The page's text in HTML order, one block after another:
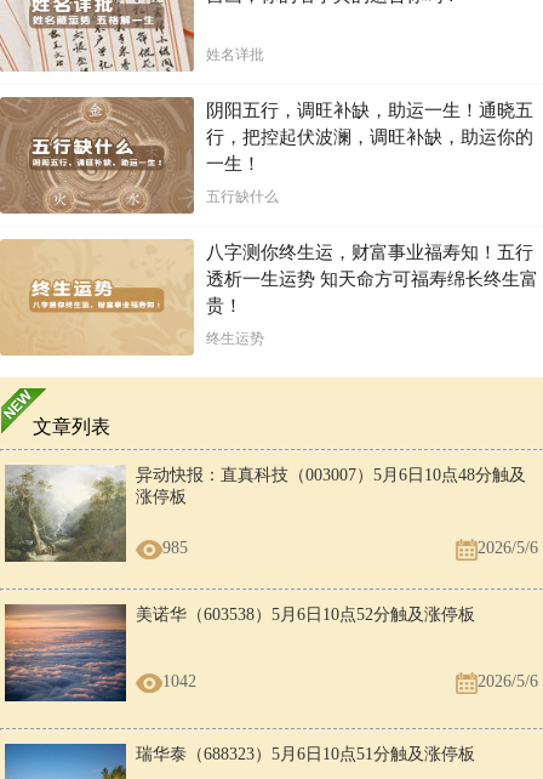
姓名详批
阴阳五行，调旺补缺，助运一生！通晓五
行，把控起伏波澜，调旺补缺，助运你的
一生！
五行缺什么
八字测你终生运，财富事业福寿知！五行
透析一生运势 知天命方可福寿绵长终生富
贵！
终生运势
文章列表
异动快报：直真科技（003007）5月6日10点48分触及
涨停板
985 2026/5/6
美诺华（603538）5月6日10点52分触及涨停板
1042 2026/5/6
瑞华泰（688323）5月6日10点51分触及涨停板